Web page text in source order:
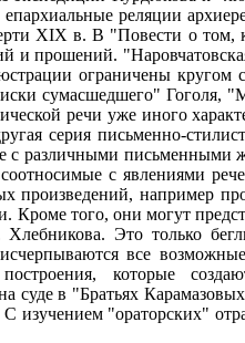
реляции
XIX в. В "Повести о том,
и прошений.
ограничены кругом
сумасшедшего" Гоголя,
речи уже иного
серия письменно-
с различными письменными
с явлениями
произведений, например
того, они могут
Это только
все
которые
суде в "Братьях
изучением "ораторских"